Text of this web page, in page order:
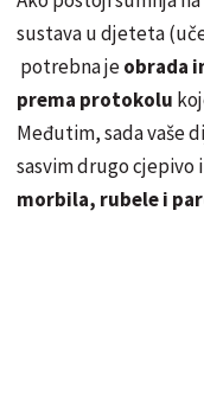
sustava u djeteta
potrebna jeobrada
prema protokolu
Međutim, sada vaše
sasvim drugo cjepivo
morbila, rubele i